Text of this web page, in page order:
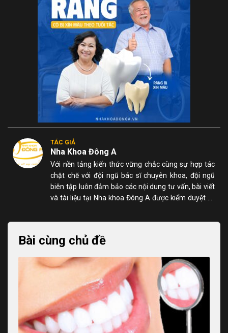
TÁC GIẢ
Nha Khoa Đông A
Với nền tảng kiến thức vững chắc cùng sự hợp tác
chặt chẽ với đội ngũ bác sĩ chuyên khoa, đội ngũ
biên tập luôn đảm bảo các nội dung tư vấn, bài viết
và tài liệu tại Nha khoa Đông A được kiểm duyệt kỹ
Bài cùng chủ đề